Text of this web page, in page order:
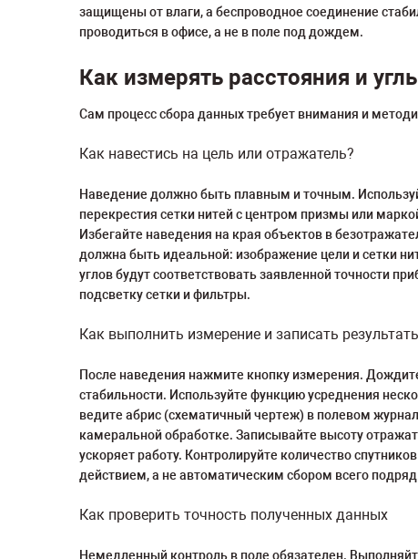
защищены от влаги, а беспроводное соединение
проводиться в офисе, а не в поле под дождем.
Как измерять расстояния и
Сам процесс сбора данных требует внимания и
Как навестись на цель или отражатель?
Наведение должно быть плавным и точным.
перекрестия сетки нитей с центром призмы или
Избегайте наведения на края объектов в
должна быть идеальной: изображение цели и сетки
углов будут соответствовать заявленной точности
подсветку сетки и фильтры.
Как выполнить измерение и записать
После наведения нажмите кнопку измерения.
стабильности. Используйте функцию усреднения
ведите абрис (схематичный чертеж) в полевом
камеральной обработке. Записывайте высоту
ускоряет работу. Контролируйте количество
действием, а не автоматическим сбором всего
Как проверить точность полученных данных
Немедленный контроль в поле обязателен.